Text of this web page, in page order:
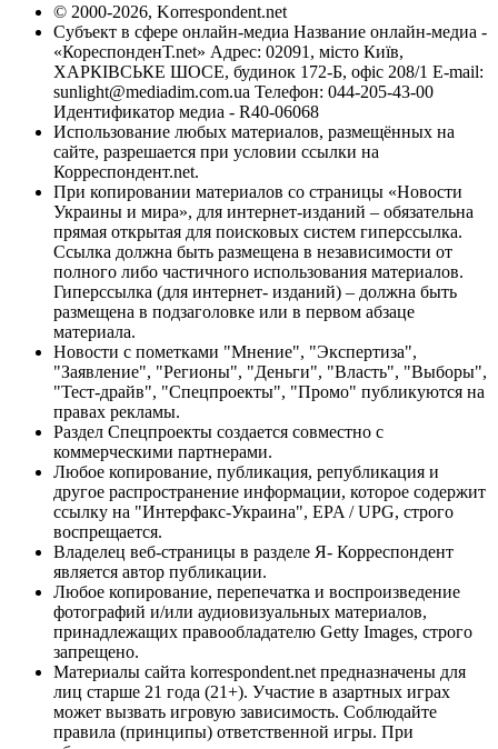
© 2000-2026, Korrespondent.net
Субъект в сфере онлайн-медиа Название онлайн-медиа -
«КореспонденТ.net» Адрес: 02091, місто Київ,
ХАРКІВСЬКЕ ШОСЕ, будинок 172-Б, офіс 208/1 E-mail:
sunlight@mediadim.com.ua Телефон: 044-205-43-00
Идентификатор медиа - R40-06068
Использование любых материалов, размещённых на
сайте, разрешается при условии ссылки на
Корреспондент.net.
При копировании материалов со страницы «Новости
Украины и мира», для интернет-изданий – обязательна
прямая открытая для поисковых систем гиперссылка.
Ссылка должна быть размещена в независимости от
полного либо частичного использования материалов.
Гиперссылка (для интернет- изданий) – должна быть
размещена в подзаголовке или в первом абзаце
материала.
Новости с пометками "Мнение", "Экспертиза",
"Заявление", "Регионы", "Деньги", "Власть", "Выборы",
"Тест-драйв", "Спецпроекты", "Промо" публикуются на
правах рекламы.
Раздел Спецпроекты создается совместно с
коммерческими партнерами.
Любое копирование, публикация, републикация и
другое распространение информации, которое содержит
ссылку на "Интерфакс-Украина", EPA / UPG, строго
воспрещается.
Владелец веб-страницы в разделе Я- Корреспондент
является автор публикации.
Любое копирование, перепечатка и воспроизведение
фотографий и/или аудиовизуальных материалов,
принадлежащих правообладателю Getty Images, строго
запрещено.
Материалы сайта korrespondent.net предназначены для
лиц старше 21 года (21+). Участие в азартных играх
может вызвать игровую зависимость. Соблюдайте
правила (принципы) ответственной игры. При